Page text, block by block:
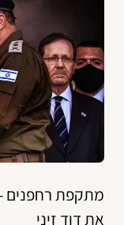
מתקפת רחפנים
את דוד זיני